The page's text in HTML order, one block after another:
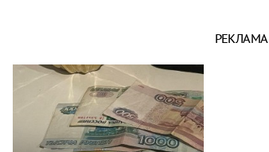
РЕКЛАМА